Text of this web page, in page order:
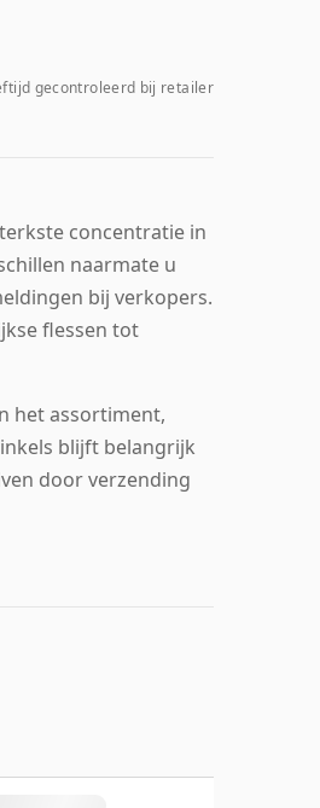
gecontroleerd bij retailer
concentratie in
naarmate u
bij verkopers.
flessen tot
het assortiment,
blijft belangrijk
door verzending